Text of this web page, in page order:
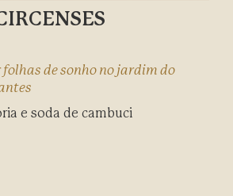
de sonho no jardim do
e soda de cambuci